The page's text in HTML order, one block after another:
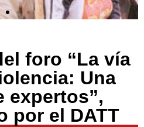
foro “La vía
Una
expertos”,
por el DATT